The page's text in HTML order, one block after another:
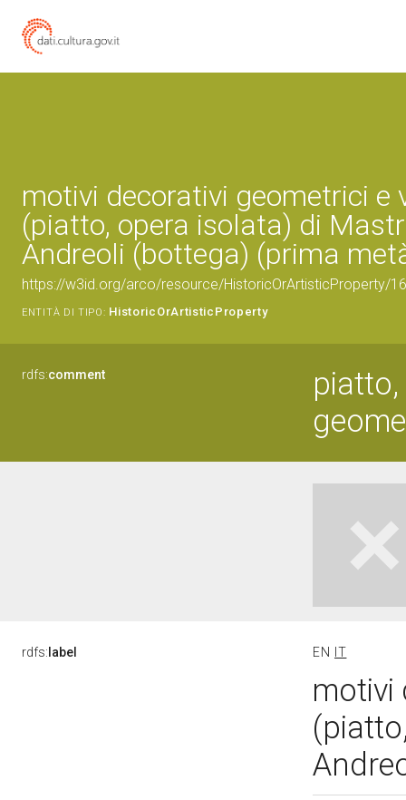
motivi decorativi geometrici e
(piatto, opera isolata) di
Andreoli (bottega) (prima
https://w3id.org/arco/resource/HistoricOrArtisticProperty/
ENTITÀ DI TIPO: HistoricOrArtisticProperty
rdfs:comment
rdfs: label EN IT
motivi